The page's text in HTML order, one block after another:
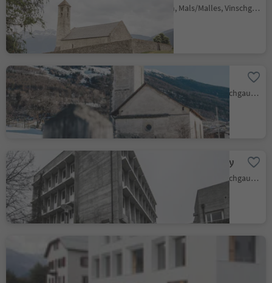
Tarces/Tartsch, Mals/Malles, Vinschgau/Val Venosta
St. Benedikt´s Church
Malles/Mals, Mals/Malles, Vinschgau/Val Venosta
Malles Student Dormitory
Malles/Mals, Mals/Malles, Vinschgau/Val Venosta
Taufers im Münstertal